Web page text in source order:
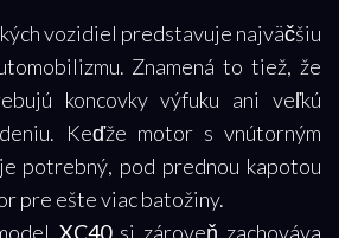
vozidiel predstavuje najväčšiu
Znamená to tiež, že
koncovky výfuku ani veľkú
Keďže motor s vnútorným
potrebný, pod prednou kapotou
pre ešte viac batožiny.
XC40si zároveň zachováva